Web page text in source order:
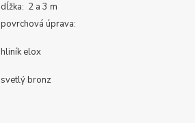
dĺžka: 2 a 3 m
povrchová úprava:
hliník elox
svetlý bronz